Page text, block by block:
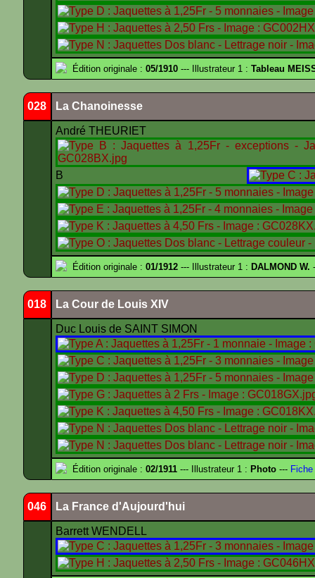
Édition originale : 05/1910 --- Illustrateur 1 : Tableau
028 La Chanoinesse
André THEURIET
B
Édition originale : 01/1912 --- Illustrateur 1 : DALMOND W.
018 La Cour de Louis XIV
Duc Louis de SAINT SIMON
Édition originale : 02/1911 --- Illustrateur 1 : Photo ---
046 La France d'Aujourd'hui
Barrett WENDELL